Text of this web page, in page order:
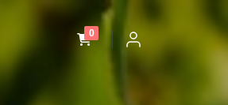
0
unread messages